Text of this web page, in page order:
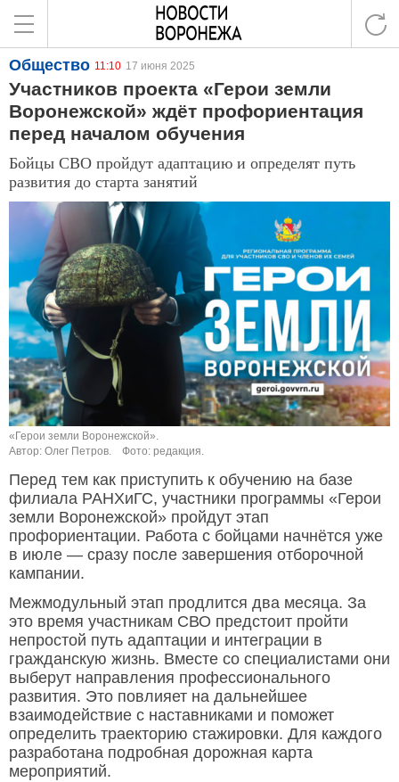
Общество 11:10 17 июня 2025
Участников проекта «Герои земли
Воронежской» ждёт профориентация
перед началом обучения
Бойцы СВО пройдут адаптацию и определят путь
развития до старта занятий
«Герои земли Воронежской».
Автор: Олег Петров.
Фото: редакция.
Перед тем как приступить к обучению на базе
филиала РАНХиГС, участники программы «Герои
земли Воронежской» пройдут этап
профориентации. Работа с бойцами начнётся уже
в июле — сразу после завершения отборочной
кампании.
Межмодульный этап продлится два месяца. За
это время участникам СВО предстоит пройти
непростой путь адаптации и интеграции в
гражданскую жизнь. Вместе со специалистами они
выберут направления профессионального
развития. Это повлияет на дальнейшее
взаимодействие с наставниками и поможет
определить траекторию стажировки. Для каждого
разработана подробная дорожная карта
мероприятий.